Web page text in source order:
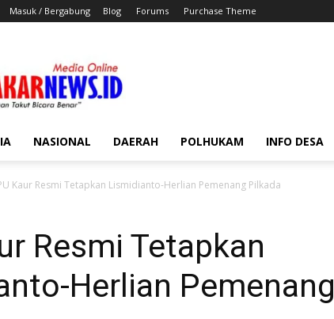
Masuk / Bergabung Blog Forums Purchase Theme
NASIONAL DAERAH POLHUKAM INFO DESA
Kaur Resmi Tetapkan Lismidianto-Herlian Pemenang Pilkada
Resmi Tetapkan
Herlian Pemenang